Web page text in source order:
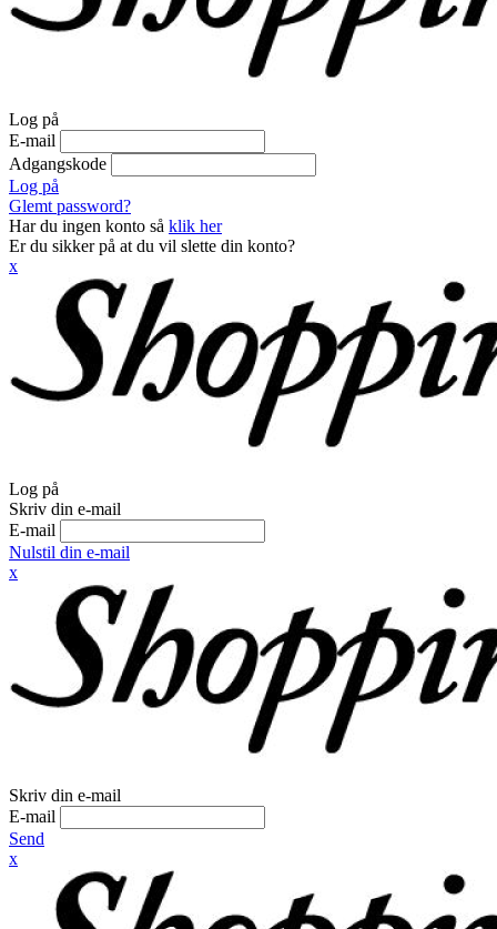
Log på
E-mail
Adgangskode
Log på
Glemt password?
Har du ingen konto så klik her
Er du sikker på at du vil slette din konto?
x
Log på
Skriv din e-mail
E-mail
Nulstil din e-mail
x
Skriv din e-mail
E-mail
Send
x